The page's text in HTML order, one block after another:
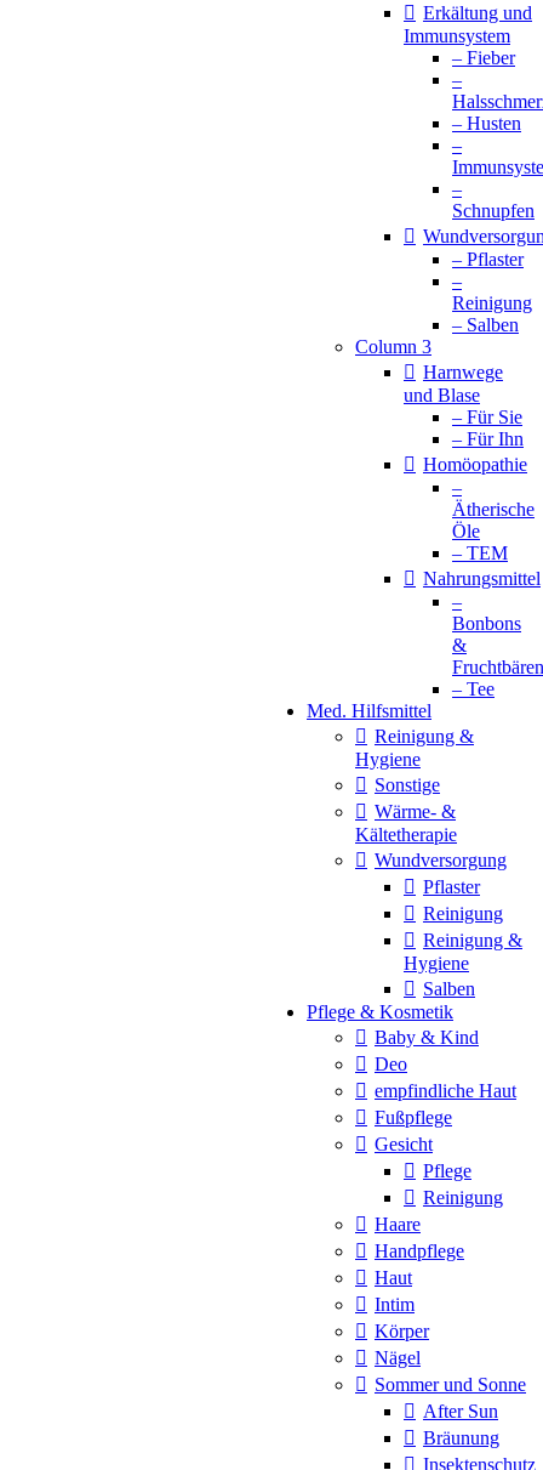
Erkältung und
Immunsystem
– Fieber
–
– Husten
–
–
Schnupfen
– Pflaster
–
Reinigung
– Salben
Column 3
Harnwege
und Blase
– Für Sie
– Für Ihn
Homöopathie
–
Ätherische
Öle
– TEM
Nahrungsmittel
–
Bonbons
&
Fruchtbären
– Tee
Med. Hilfsmittel
Reinigung &
Hygiene
Sonstige
Wärme- &
Kältetherapie
Wundversorgung
Pflaster
Reinigung
Reinigung &
Hygiene
Salben
Pflege & Kosmetik
Baby & Kind
Deo
empfindliche Haut
Fußpflege
Gesicht
Pflege
Reinigung
Haare
Handpflege
Haut
Intim
Körper
Nägel
Sommer und Sonne
After Sun
Bräunung
Insektenschutz